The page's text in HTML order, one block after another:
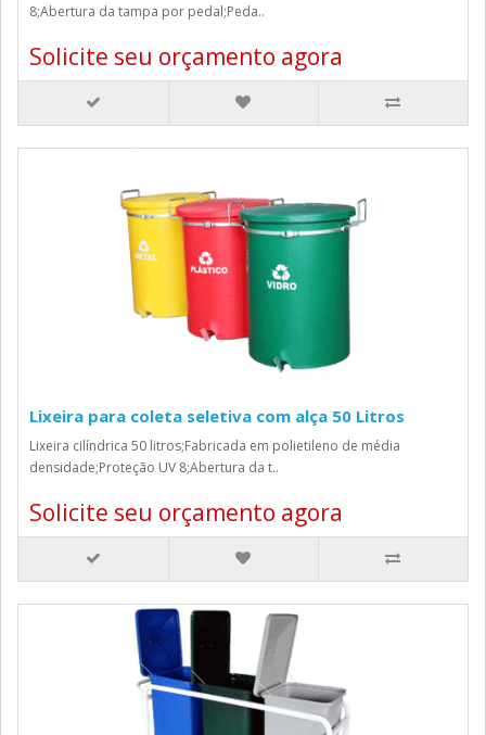
8;Abertura da tampa por pedal;Peda..
Solicite seu orçamento agora
Lixeira para coleta seletiva com alça 50 Litros
Lixeira cilíndrica 50 litros;Fabricada em polietileno de média
densidade;Proteção UV 8;Abertura da t..
Solicite seu orçamento agora